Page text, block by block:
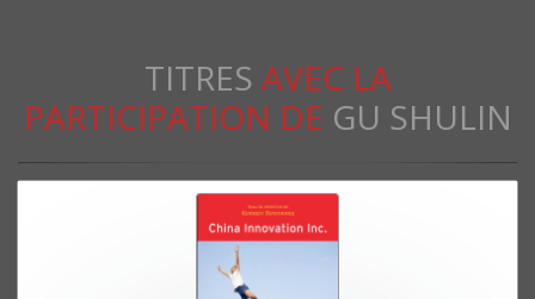
TITRES AVEC LA
PARTICIPATION DE GU SHULIN